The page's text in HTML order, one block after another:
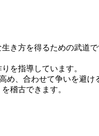
き方を得るための武道で
を指導しています。
、合わせて争いを避け
稽古できます。